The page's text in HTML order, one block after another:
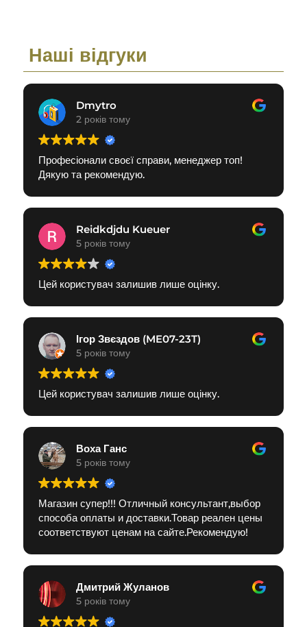
Наші відгуки
Dmytro
2 років тому
Професіонали своєї справи, менеджер топ!
Дякую та рекомендую.
Reidkdjdu Kueuer
5 років тому
Цей користувач залишив лише оцінку.
Ігор Звєздов (ME07-23T)
5 років тому
Цей користувач залишив лише оцінку.
Воха Ганс
5 років тому
Магазин супер!!! Отличный консультант,выбор
способа оплаты и доставки.Товар реален цены
соответствуют ценам на сайте.Рекомендую!
Дмитрий Жуланов
5 років тому